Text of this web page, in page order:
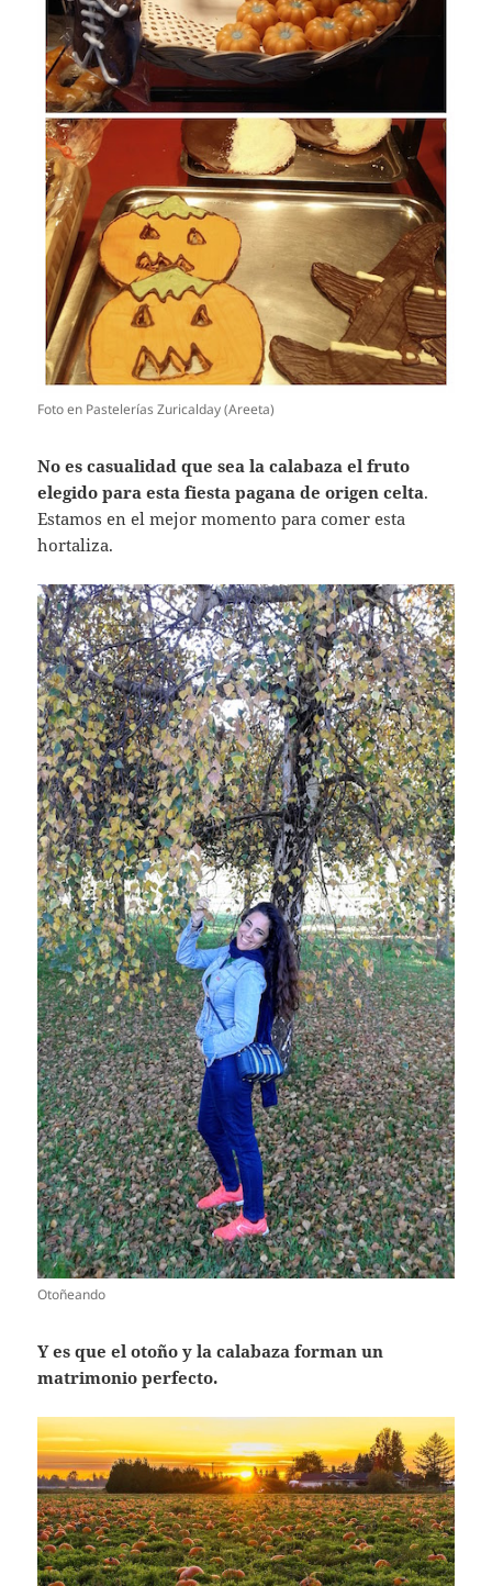
Foto en Pastelerías Zuricalday (Areeta)
No es casualidad que sea la calabaza el fruto
elegido para esta fiesta pagana de origen celta.
Estamos en el mejor momento para comer esta
hortaliza.
Otoñeando
Y es que el otoño y la calabaza forman un
matrimonio perfecto.